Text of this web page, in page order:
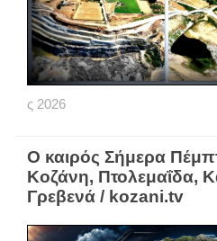
ς 2026
Ο καιρός Σήμερα
Κοζάνη, Πτολεμαΐδα,
Γρεβενά / kozani.tv